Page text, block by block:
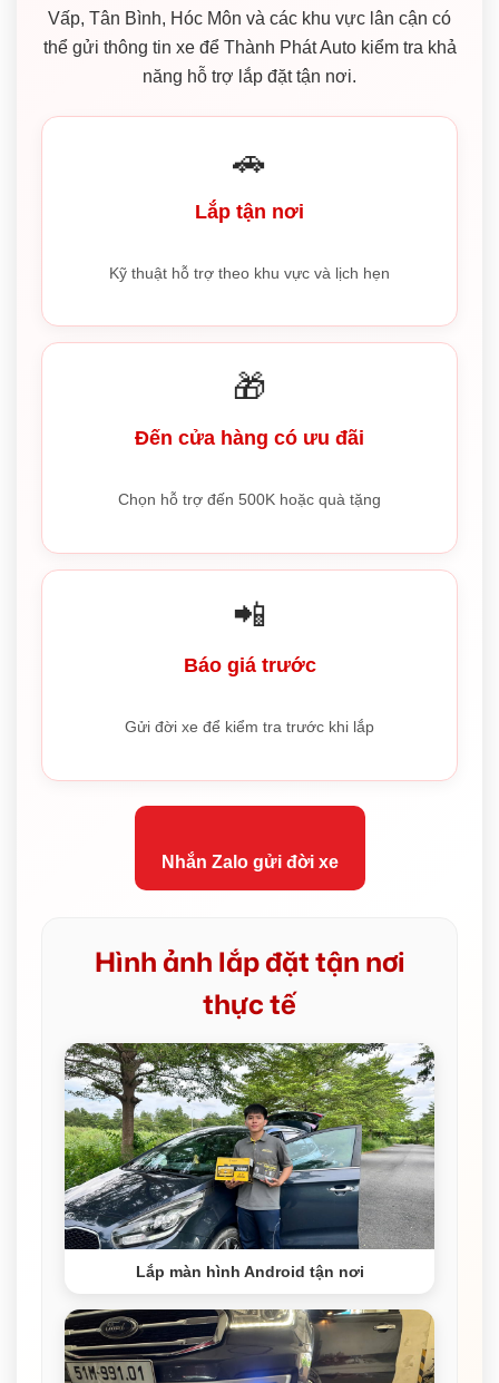
Vấp, Tân Bình, Hóc Môn và các khu vực lân cận có
thể gửi thông tin xe để Thành Phát Auto kiểm tra khả
năng hỗ trợ lắp đặt tận nơi.
🚗
Lắp tận nơi
Kỹ thuật hỗ trợ theo khu vực và lịch hẹn
🎁
Đến cửa hàng có ưu đãi
Chọn hỗ trợ đến 500K hoặc quà tặng
📲
Báo giá trước
Gửi đời xe để kiểm tra trước khi lắp
Nhắn Zalo gửi đời xe
Hình ảnh lắp đặt tận nơi
thực tế
Lắp màn hình Android tận nơi